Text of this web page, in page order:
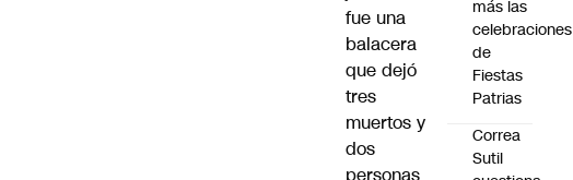
fue una
balacera
que dejó
tres
muertos y
dos
más las
celebraciones
de
Fiestas
Patrias
Correa
Sutil